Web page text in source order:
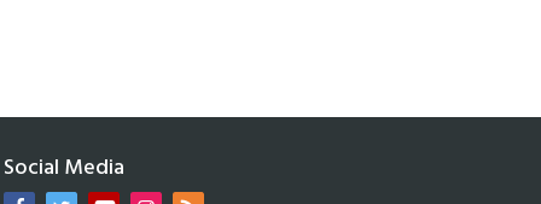
Social Media